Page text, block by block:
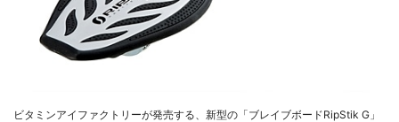
ビタミンアイファクトリーが発売する、新型の「ブレイブボードRipStik G」